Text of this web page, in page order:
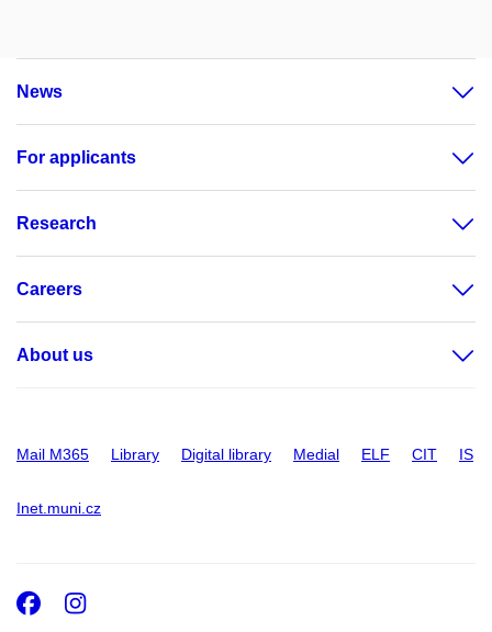
News
For applicants
Research
Careers
About us
Mail M365 Library Digital library Medial ELF CIT IS
Inet.muni.cz
Facebook
Instagram